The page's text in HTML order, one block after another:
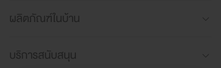
ผลิตภัณฑ์ในบ้าน
บริการสนับสนุน